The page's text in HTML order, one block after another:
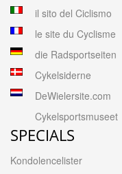
il sito del Ciclismo
le site du Cyclisme
die Radsportseiten
Cykelsiderne
DeWielersite.com
Cykelsportsmuseet
SPECIALS
Kondolencelister